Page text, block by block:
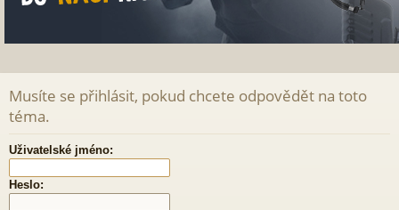
Musíte se přihlásit, pokud chcete odpovědět na toto
téma.
Uživatelské jméno:
Heslo: